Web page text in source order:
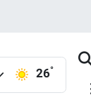
26°